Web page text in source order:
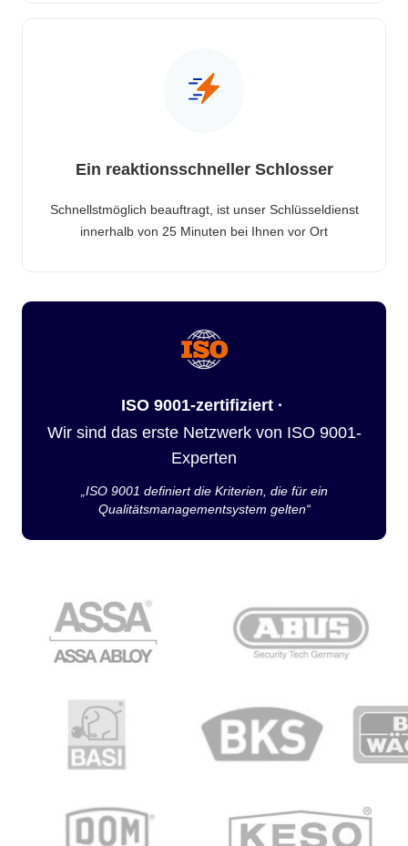
Ein reaktionsschneller Schlosser
Schnellstmöglich beauftragt, ist unser Schlüsseldienst
innerhalb von 25 Minuten bei Ihnen vor Ort
ISO 9001-zertifiziert ·
Wir sind das erste Netzwerk von ISO 9001-
Experten
„ISO 9001 definiert die Kriterien, die für ein
Qualitätsmanagementsystem gelten“